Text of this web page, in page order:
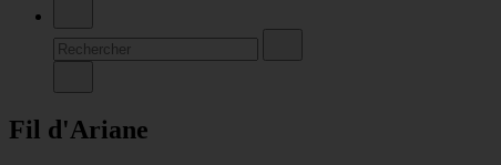
Fil d'Ariane